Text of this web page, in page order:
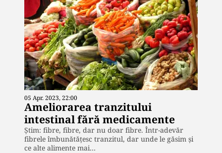
05 Apr. 2023, 22:00
Ameliorarea tranzitului
intestinal fără medicamente
Știm: fibre, fibre, dar nu doar fibre. Într-adevăr
fibrele îmbunătățesc tranzitul, dar unde le găsim și
ce alte alimente mai…